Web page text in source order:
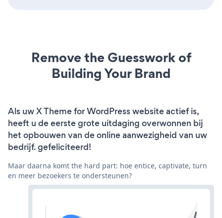
Remove the Guesswork of
Building Your Brand
Als uw X Theme for WordPress website actief is,
heeft u de eerste grote uitdaging overwonnen bij
het opbouwen van de online aanwezigheid van uw
bedrijf. gefeliciteerd!
Maar daarna komt the hard part: hoe entice, captivate, turn
en meer bezoekers te ondersteunen?